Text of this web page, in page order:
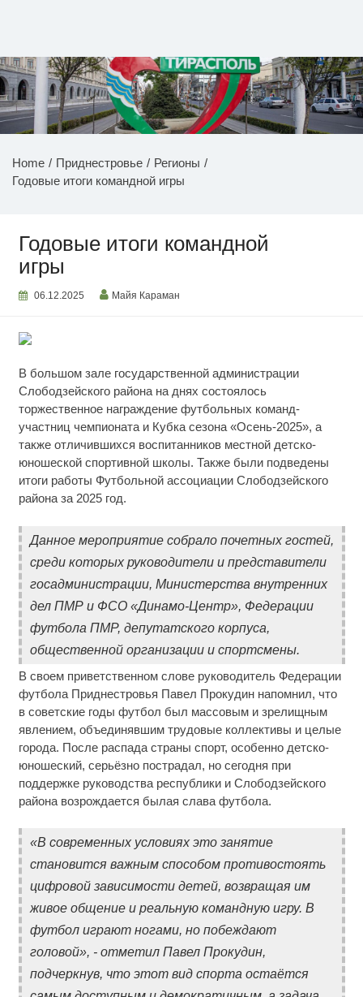
НОВОСТИ ПРИДНЕСТРОВЬЯ
Home Приднестровье
Регионы
Годовые итоги командной игры
Годовые итоги командной
игры
06.12.2025 Майя Караман
В большом зале государственной администрации
Слободзейского района на днях состоялось
торжественное награждение футбольных команд-
участниц чемпионата и Кубка сезона «Осень-2025», а
также отличившихся воспитанников местной детско-
юношеской спортивной школы. Также были подведены
итоги работы Футбольной ассоциации Слободзейского
района за 2025 год.
Данное мероприятие собрало почетных гостей,
среди которых руководители и представители
госадминистрации, Министерства внутренних
дел ПМР и ФСО «Динамо-Центр», Федерации
футбола ПМР, депутатского корпуса,
общественной организации и спортсмены.
В своем приветственном слове руководитель Федерации
футбола Приднестровья Павел Прокудин напомнил, что
в советские годы футбол был массовым и зрелищным
явлением, объединявшим трудовые коллективы и целые
города. После распада страны спорт, особенно детско-
юношеский, серьёзно пострадал, но сегодня при
поддержке руководства республики и Слободзейского
района возрождается былая слава футбола.
«В современных условиях это занятие
становится важным способом противостоять
цифровой зависимости детей, возвращая им
живое общение и реальную командную игру. В
футбол играют ногами, но побеждают
головой», - отметил Павел Прокудин,
подчеркнув, что этот вид спорта остаётся